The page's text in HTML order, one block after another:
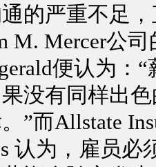
的严重不足
M. Mercer公
便认为：
没有同样出
”而Allstate
认为，雇员